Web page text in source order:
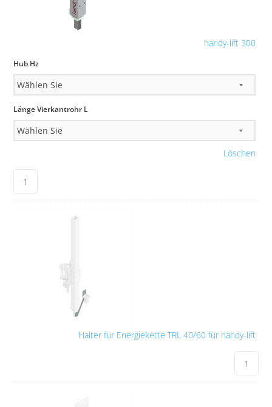
handy-lift 300
Hub Hz
Länge Vierkantrohr L
Löschen
Halter für Energiekette TRL 40/60 für handy-lift